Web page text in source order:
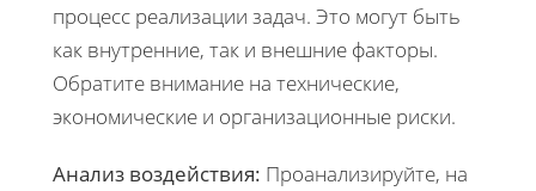
процесс реализации задач. Это могут быть
как внутренние, так и внешние факторы.
Обратите внимание на технические,
экономические и организационные риски.
Анализ воздействия: Проанализируйте, на